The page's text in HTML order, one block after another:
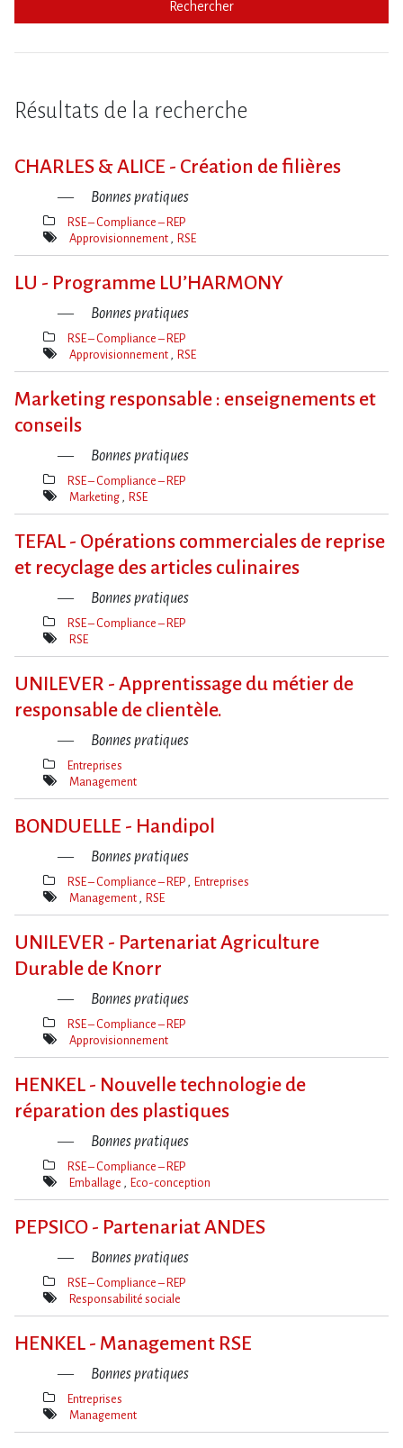
Rechercher
Résultats de la recherche
CHARLES & ALICE - Création de filières
Bonnes pratiques
Thèmes(s)
RSE – Compliance – REP
Mot(s)-
Approvisionnement RSE
LU - Programme LU’HARMONY
Bonnes pratiques
Thèmes(s)
RSE – Compliance – REP
Mot(s)-
Approvisionnement RSE
Marketing responsable : enseignements et
conseils
Bonnes pratiques
Thèmes(s)
RSE – Compliance – REP
Mot(s)-
Marketing RSE
TEFAL - Opérations commerciales de reprise
et recyclage des articles culinaires
Bonnes pratiques
Thèmes(s)
RSE – Compliance – REP
Mot(s)-
RSE
UNILEVER - Apprentissage du métier de
responsable de clientèle.
Bonnes pratiques
Thèmes(s)
Entreprises
Mot(s)-
Management
BONDUELLE - Handipol
Bonnes pratiques
Thèmes(s)
RSE – Compliance – REP Entreprises
Mot(s)-
Management RSE
UNILEVER - Partenariat Agriculture
Durable de Knorr
Bonnes pratiques
Thèmes(s)
RSE – Compliance – REP
Mot(s)-
Approvisionnement
HENKEL - Nouvelle technologie de
réparation des plastiques
Bonnes pratiques
Thèmes(s)
RSE – Compliance – REP
Mot(s)-
Emballage Eco-conception
PEPSICO - Partenariat ANDES
Bonnes pratiques
Thèmes(s)
RSE – Compliance – REP
Mot(s)-
Responsabilité sociale
HENKEL - Management RSE
Bonnes pratiques
Thèmes(s)
Entreprises
Mot(s)-
Management